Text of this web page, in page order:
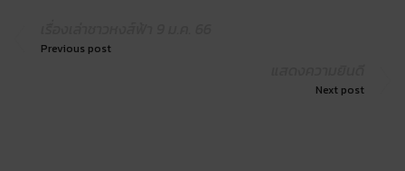
Previous post
Next post